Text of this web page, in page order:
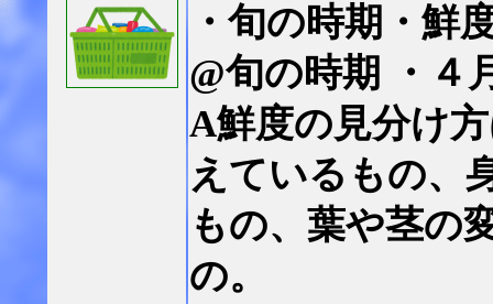
・旬の時期・鮮
@旬の時期 ・４
A鮮度の見分け
えているもの、
もの、葉や茎の
の。